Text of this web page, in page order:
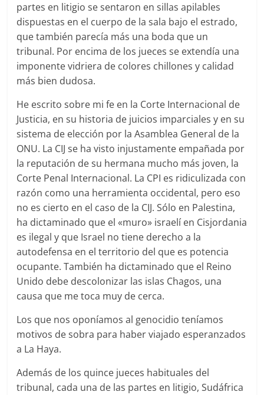
partes en litigio se sentaron en sillas apilables
dispuestas en el cuerpo de la sala bajo el estrado,
que también parecía más una boda que un
tribunal. Por encima de los jueces se extendía una
imponente vidriera de colores chillones y calidad
más bien dudosa.
He escrito sobre mi fe en la Corte Internacional de
Justicia, en su historia de juicios imparciales y en su
sistema de elección por la Asamblea General de la
ONU. La CIJ se ha visto injustamente empañada por
la reputación de su hermana mucho más joven, la
Corte Penal Internacional. La CPI es ridiculizada con
razón como una herramienta occidental, pero eso
no es cierto en el caso de la CIJ. Sólo en Palestina,
ha dictaminado que el «muro» israelí en Cisjordania
es ilegal y que Israel no tiene derecho a la
autodefensa en el territorio del que es potencia
ocupante. También ha dictaminado que el Reino
Unido debe descolonizar las islas Chagos, una
causa que me toca muy de cerca.
Los que nos oponíamos al genocidio teníamos
motivos de sobra para haber viajado esperanzados
a La Haya.
Además de los quince jueces habituales del
tribunal, cada una de las partes en litigio, Sudáfrica